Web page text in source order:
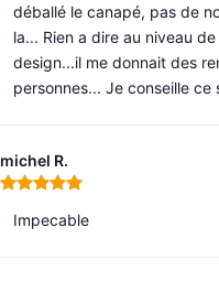
déballé le canapé, pas de
la... Rien a dire au niveau
design...il me donnait des
personnes... Je conseille ce
michel R.
Note : 5 sur 5
Impecable